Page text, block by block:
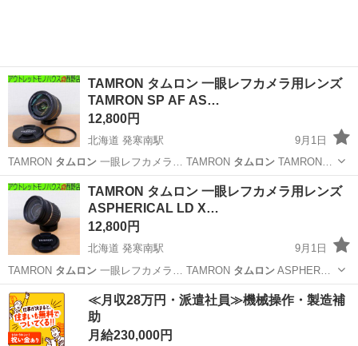
TAMRON タムロン 一眼レフカメラ用レンズ
TAMRON SP AF AS…
12,800円
北海道 発寒南駅
9月1日
TAMRON タムロン 一眼レフカメラ… TAMRON タムロンTAMRON…
北海道 札幌市 発寒南駅 カメラ タムロン
TAMRON タムロン 一眼レフカメラ用レンズ
ASPHERICAL LD X…
12,800円
北海道 発寒南駅
9月1日
TAMRON タムロン 一眼レフカメラ… TAMRON タムロンASPHER…
北海道 札幌市 発寒南駅 カメラ タムロン
≪月収28万円・派遣社員≫機械操作・製造補
助
月給230,000円